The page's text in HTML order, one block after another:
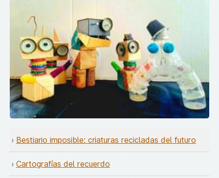
Bestiario imposible: criaturas recicladas del futuro
Cartografías del recuerdo